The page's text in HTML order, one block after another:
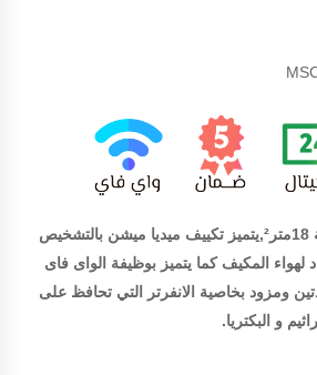
تكييف ميديا ميشن انفرتر 2.25 حصان بارد ساخن ،يكفي لمساحة 18متر²,يتميز تكييف ميديا ميشن بالتشخيص
لهواء المكيف كما يتميز بوظيفة الواى فاى
ومزود بخاصية الانفرتر التي تحافظ على